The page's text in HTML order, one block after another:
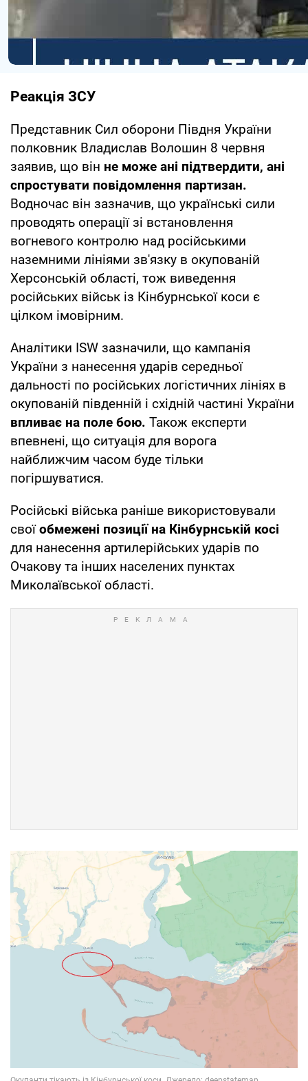
Реакція ЗСУ
Представник Сил оборони Півдня України
полковник Владислав Волошин 8 червня
заявив, що він не може ані підтвердити, ані
спростувати повідомлення партизан.
Водночас він зазначив, що українські сили
проводять операції зі встановлення
вогневого контролю над російськими
наземними лініями зв'язку в окупованій
Херсонській області, тож виведення
російських військ із Кінбурнської коси є
цілком імовірним.
Аналітики ISW зазначили, що кампанія
України з нанесення ударів середньої
дальності по російських логістичних лініях в
окупованій південній і східній частині України
впливає на поле бою. Також експерти
впевнені, що ситуація для ворога
найближчим часом буде тільки
погіршуватися.
Російські війська раніше використовували
своїобмежені позиції на Кінбурнській косі
для нанесення артилерійських ударів по
Очакову та інших населених пунктах
Миколаївської області.